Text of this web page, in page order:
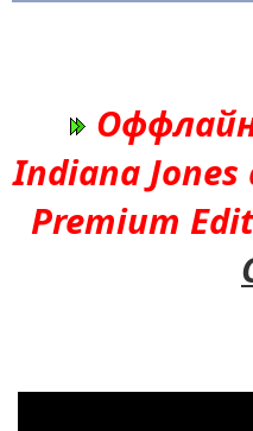
Indiana
Premium